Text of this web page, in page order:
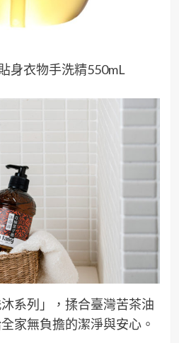
身衣物手洗精550mL
系列」，揉合臺灣苦茶油
家無負擔的潔淨與安心。